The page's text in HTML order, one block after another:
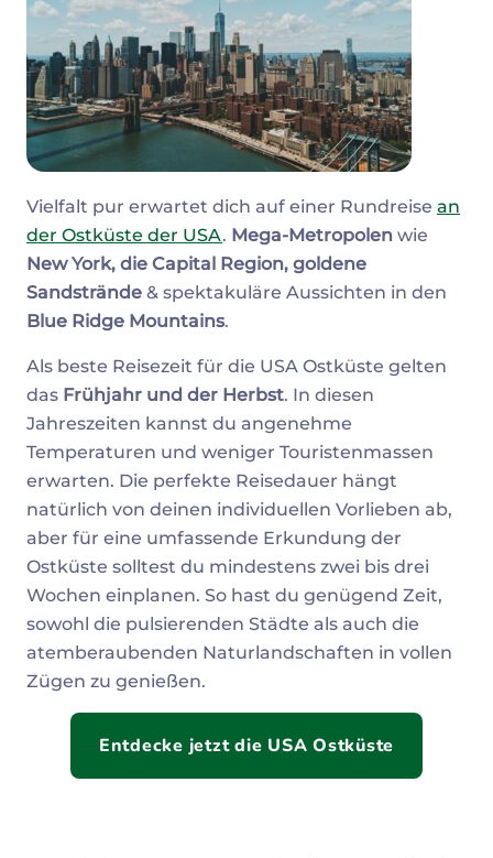
Vielfalt pur erwartet dich auf einer Rundreise an
der Ostküste der USA. Mega-Metropolen wie
New York, die Capital Region, goldene
Sandstrände & spektakuläre Aussichten in den
Blue Ridge Mountains.
Als beste Reisezeit für die USA Ostküste gelten
das Frühjahr und der Herbst. In diesen
Jahreszeiten kannst du angenehme
Temperaturen und weniger Touristenmassen
erwarten. Die perfekte Reisedauer hängt
natürlich von deinen individuellen Vorlieben ab,
aber für eine umfassende Erkundung der
Ostküste solltest du mindestens zwei bis drei
Wochen einplanen. So hast du genügend Zeit,
sowohl die pulsierenden Städte als auch die
atemberaubenden Naturlandschaften in vollen
Zügen zu genießen.
Entdecke jetzt die USA Ostküste